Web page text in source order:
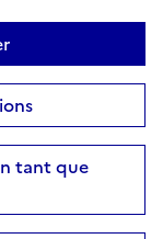
tant que